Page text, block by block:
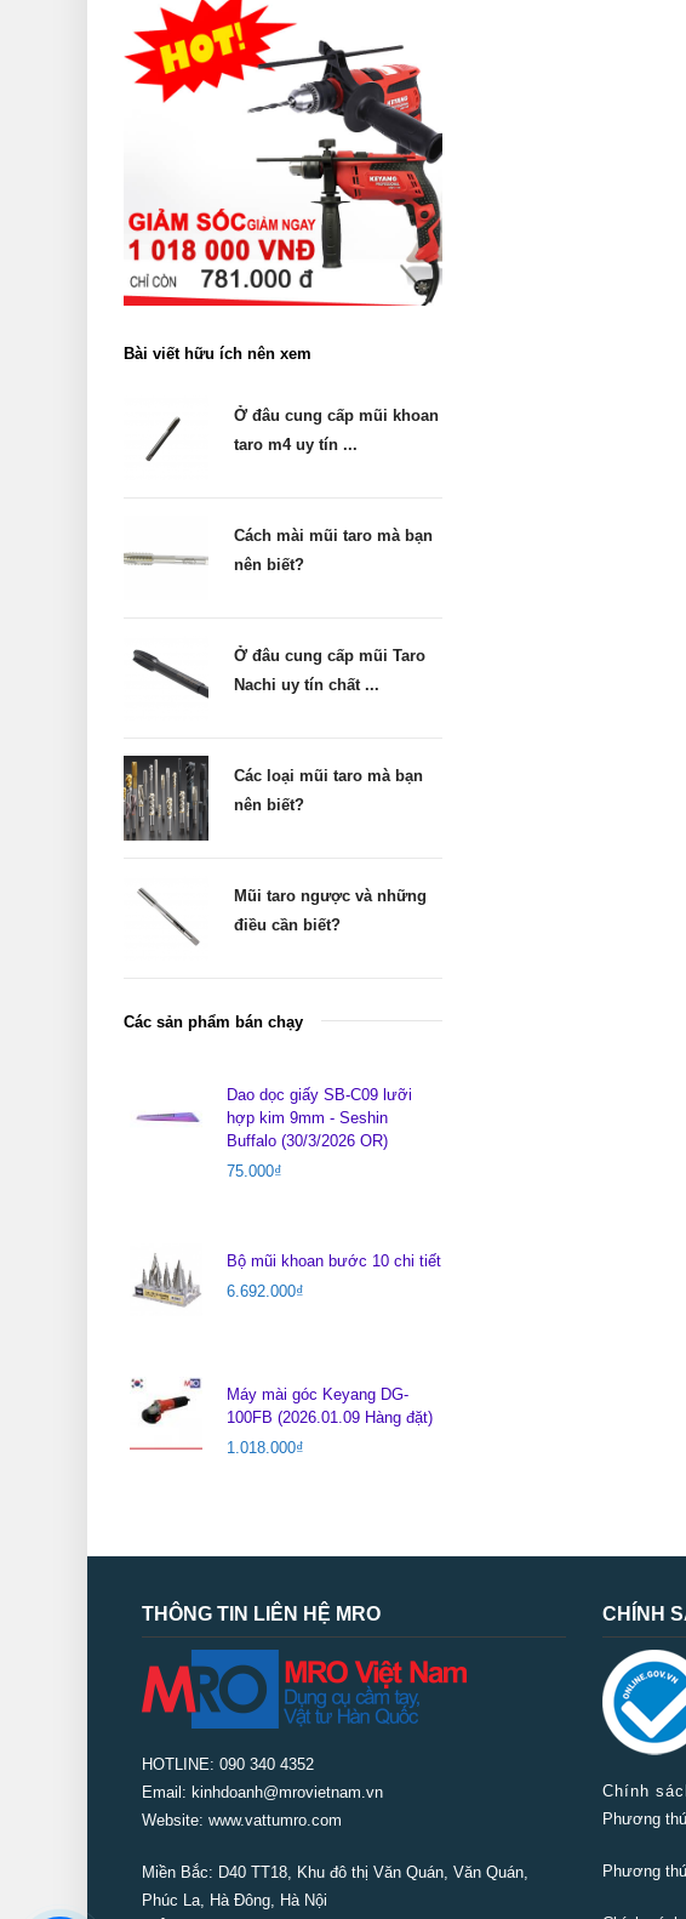
Bài viết hữu ích nên xem
Ở đâu cung cấp mũi khoan
taro m4 uy tín ...
Cách mài mũi taro mà bạn
nên biết?
Ở đâu cung cấp mũi Taro
Nachi uy tín chất ...
Các loại mũi taro mà bạn
nên biết?
Mũi taro ngược và những
điều cần biết?
Các sản phẩm bán chạy
Dao dọc giấy SB-C09 lưỡi
hợp kim 9mm - Seshin
Buffalo (30/3/2026 OR)
75.000₫
Bộ mũi khoan bước 10 chi tiết
6.692.000₫
Máy mài góc Keyang DG-
100FB (2026.01.09 Hàng đặt)
1.018.000₫
THÔNG TIN LIÊN HỆ MRO
HOTLINE: 090 340 4352
Email: kinhdoanh@mrovietnam.vn
Website: www.vattumro.com
Miền Bắc: D40 TT18, Khu đô thị Văn Quán, Văn Quán,
Phúc La, Hà Đông, Hà Nội
CHÍNH
Chính
Phương
Phương